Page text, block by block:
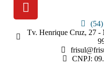
Tv. Henrique Cruz, 27 -
CNPJ: